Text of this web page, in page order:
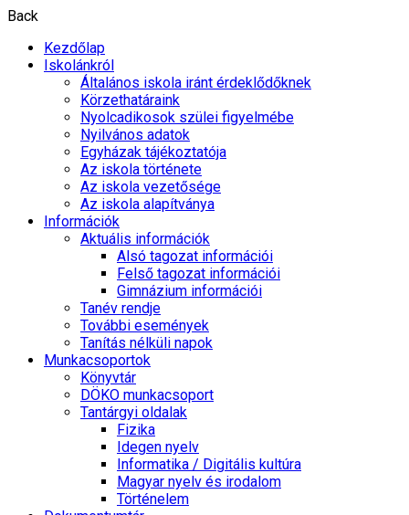
Back
Kezdőlap
Iskolánkról
Általános iskola iránt érdeklődőknek
Körzethatáraink
Nyolcadikosok szülei figyelmébe
Nyilvános adatok
Egyházak tájékoztatója
Az iskola története
Az iskola vezetősége
Az iskola alapítványa
Információk
Aktuális információk
Alsó tagozat információi
Felső tagozat információi
Gimnázium információi
Tanév rendje
További események
Tanítás nélküli napok
Munkacsoportok
Könyvtár
DÖKO munkacsoport
Tantárgyi oldalak
Fizika
Idegen nyelv
Informatika / Digitális kultúra
Magyar nyelv és irodalom
Történelem